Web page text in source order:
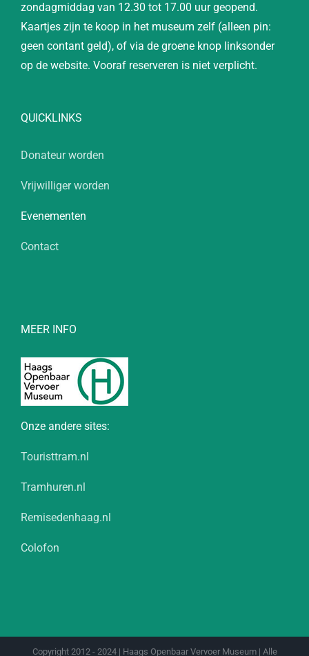
zondagmiddag van 12.30 tot 17.00 uur geopend.
Kaartjes zijn te koop in het museum zelf (alleen pin:
geen contant geld), of via de groene knop linksonder
op de website. Vooraf reserveren is niet verplicht.
QUICKLINKS
Donateur worden
Vrijwilliger worden
Evenementen
Contact
MEER INFO
Onze andere sites:
Touristtram.nl
Tramhuren.nl
Remisedenhaag.nl
Colofon
Copyright 2012 - 2024 | Haags Openbaar Vervoer Museum | Alle